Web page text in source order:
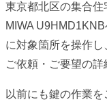
東京都北区の集合
MIWA
に対象箇所を操作し
ご依頼・ご要望の詳
以前にも鍵の作業